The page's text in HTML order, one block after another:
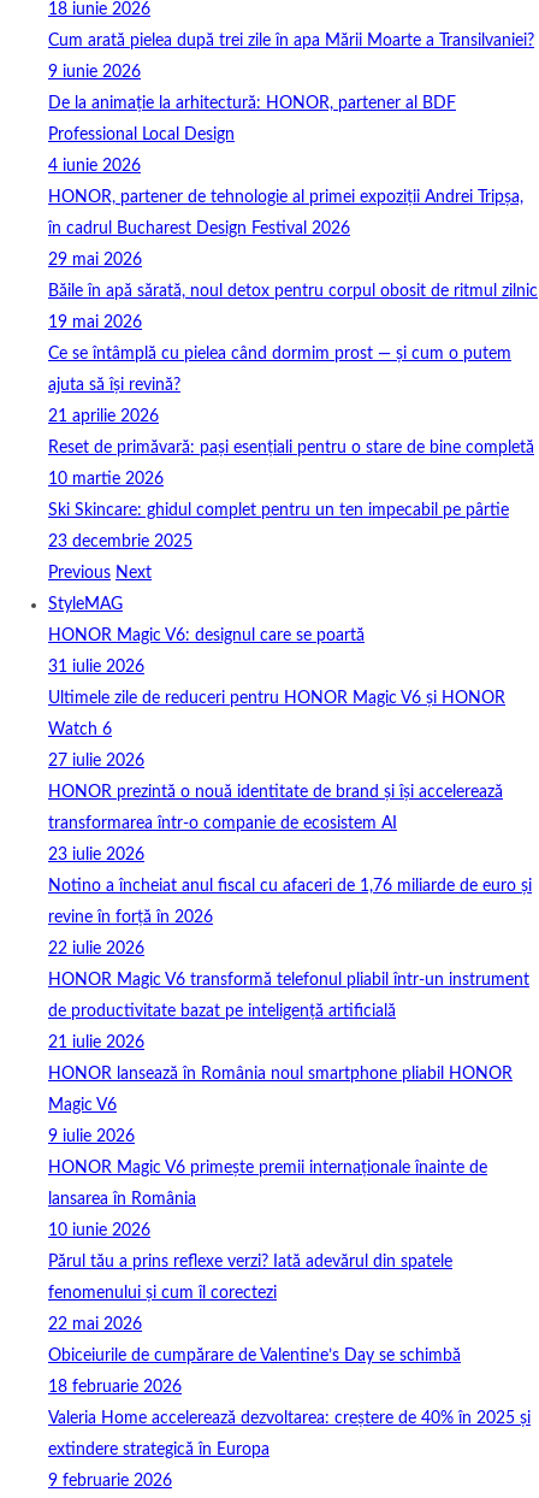
18 iunie 2026
Cum arată pielea după trei zile în apa Mării Moarte a Transilvaniei?
9 iunie 2026
De la animație la arhitectură: HONOR, partener al BDF
Professional Local Design
4 iunie 2026
HONOR, partener de tehnologie al primei expoziții Andrei Tripșa,
în cadrul Bucharest Design Festival 2026
29 mai 2026
Băile în apă sărată, noul detox pentru corpul obosit de ritmul zilnic
19 mai 2026
Ce se întâmplă cu pielea când dormim prost — și cum o putem
ajuta să își revină?
21 aprilie 2026
Reset de primăvară: pași esențiali pentru o stare de bine completă
10 martie 2026
Ski Skincare: ghidul complet pentru un ten impecabil pe pârtie
23 decembrie 2025
Previous Next
StyleMAG
HONOR Magic V6: designul care se poartă
31 iulie 2026
Ultimele zile de reduceri pentru HONOR Magic V6 și HONOR
Watch 6
27 iulie 2026
HONOR prezintă o nouă identitate de brand și își accelerează
transformarea într-o companie de ecosistem AI
23 iulie 2026
Notino a încheiat anul fiscal cu afaceri de 1,76 miliarde de euro și
revine în forță în 2026
22 iulie 2026
HONOR Magic V6 transformă telefonul pliabil într-un instrument
de productivitate bazat pe inteligență artificială
21 iulie 2026
HONOR lansează în România noul smartphone pliabil HONOR
Magic V6
9 iulie 2026
HONOR Magic V6 primește premii internaționale înainte de
lansarea în România
10 iunie 2026
Părul tău a prins reflexe verzi? Iată adevărul din spatele
fenomenului și cum îl corectezi
22 mai 2026
Obiceiurile de cumpărare de Valentine’s Day se schimbă
18 februarie 2026
Valeria Home accelerează dezvoltarea: creștere de 40% în 2025 și
extindere strategică în Europa
9 februarie 2026